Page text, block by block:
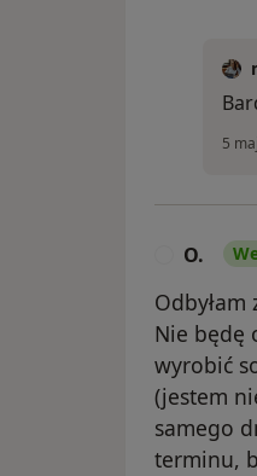
5
O.
Nie będę
wyrobić
(jestem
samego
terminu,